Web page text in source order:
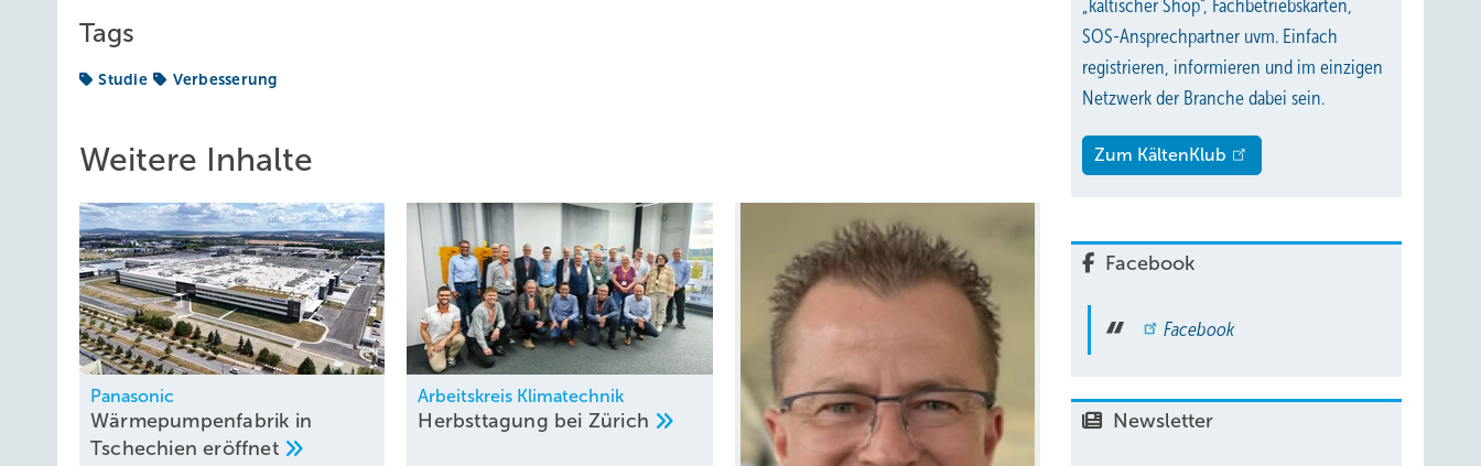
Tags
Studie Verbesserung
Weitere Inhalte
Panasonic
Wärmepumpenfabrik in
Tschechieneröffnet
Arbeitskreis Klimatechnik
Herbsttagung bei Zürich
„kältischer Shop“, Fachbetriebskarten,
SOS-Ansprechpartner uvm. Einfach
registrieren, informieren und im einzigen
Netzwerk der Branche dabei sein.
Zum KältenKlub
Facebook
Facebook
Newsletter